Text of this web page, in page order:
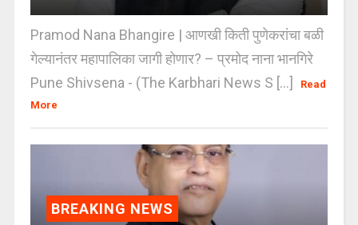
Pramod Nana Bhangire | आणखी किती पुणेकरांचा बळी
गेल्यानंतर महापालिका जागी होणार? – प्रमोद नाना भानगिरे
Pune Shivsena - (The Karbhari News S [...]
Read
More
BREAKING NEWS